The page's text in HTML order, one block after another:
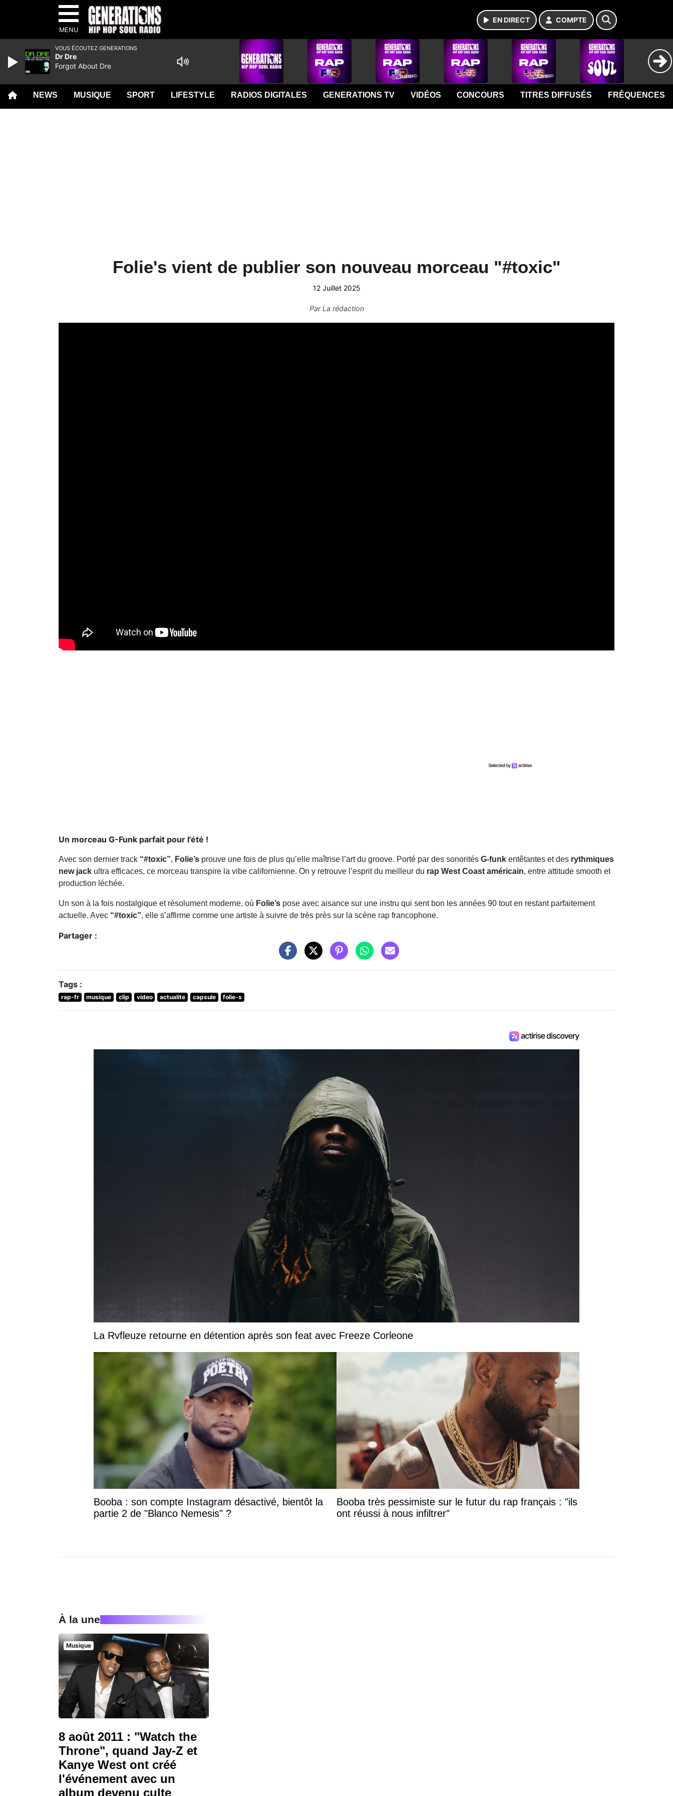
MENU
EN DIRECT COMPTE
NEWS MUSIQUE SPORT LIFESTYLE RADIOS DIGITALES GENERATIONS TV VIDÉOS CONCOURS TITRES DIFFUSÉS FRÉQUENCES
Folie's vient de publier son nouveau morceau "#toxic"
12 Juillet 2025
ParLa rédaction
Un morceau G-Funk parfait pour l'été !
Avec son dernier track “#toxic”, Folie’s prouve une fois de plus qu’elle maîtrise l’art du groove. Porté par des sonorités G-funk entêtantes et des rythmiques
new jack ultra efficaces, ce morceau transpire la vibe californienne. On y retrouve l’esprit du meilleur du rap West Coast américain, entre attitude smooth et
production léchée.
Un son à la fois nostalgique et résolument moderne, où Folie’s pose avec aisance sur une instru qui sent bon les années 90 tout en restant parfaitement
actuelle. Avec “#toxic”, elle s’affirme comme une artiste à suivre de très près sur la scène rap francophone.
Partager :
Tags :
rap-fr musique clip video actualite capsule folie-s
La Rvfleuze retourne en détention après son feat avec Freeze Corleone
Booba : son compte Instagram désactivé, bientôt la
partie 2 de "Blanco Nemesis" ?
Booba très pessimiste sur le futur du rap français : "ils
ont réussi à nous infiltrer"
À la une
Musique
8 août 2011 : "Watch the
Throne", quand Jay-Z et
Kanye West ont créé
l'événement avec un
album devenu culte
VOUS ÉCOUTEZ GENERATIONS
Dr Dre
Forgot About Dre